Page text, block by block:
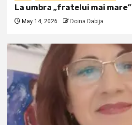
La umbra „fratelui mai mare”
May 14, 2026 Doina Dabija